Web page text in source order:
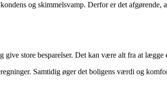
og skimmelsvamp. Derfor er det
store besparelser. Det kan være alt fra at
Samtidig øger det boligens værdi og